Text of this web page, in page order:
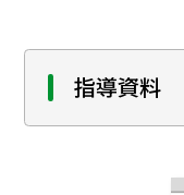
指導資料